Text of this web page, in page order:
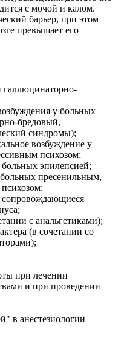
с мочой и калом.
барьер, при этом
превышает его
галлюцинаторно-
у больных
бредовый,
синдромы);
возбуждение у
психозом;
больных эпилепсией;
пресенильным,
сопровождающиеся
с анальгетиками);
(в сочетании со
при лечении
и при проведении
в анестезиологии